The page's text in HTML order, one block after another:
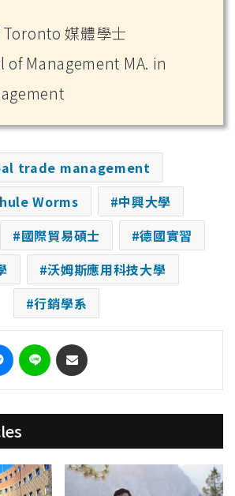
媒體學士
of Management MA. in
trade management
Worms
中興大學
國際貿易碩士
德國實習
沃姆斯應用科技大學
行銷學系
Messenger
Line